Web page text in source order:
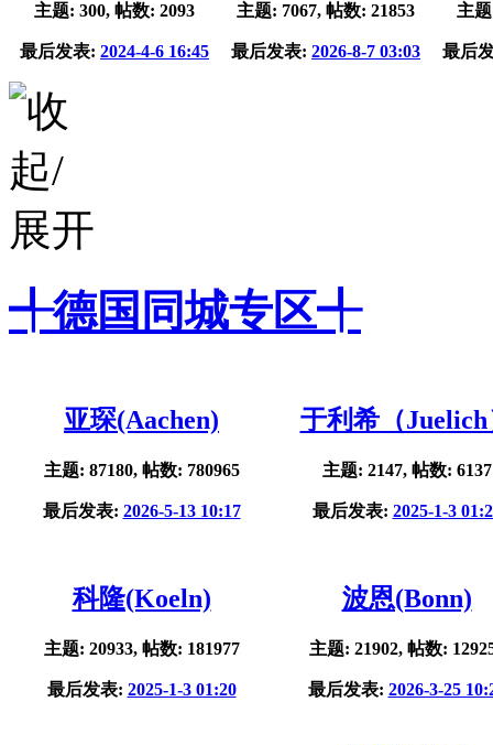
主题: 300, 帖数: 2093
最后发表: 2024-4-6 16:45
主题: 7067, 帖数: 21853
最后发表: 2026-8-7 03:03
主
最后
╃德国同城专区╃
亚琛(Aachen)
主题: 87180, 帖数: 780965
最后发表: 2026-5-13 10:17
于利希（Juelich
主题: 2147, 帖数: 6137
最后发表: 2025-1-3
科隆(Koeln)
主题: 20933, 帖数: 181977
最后发表: 2025-1-3 01:20
波恩(Bonn)
主题: 21902, 帖数:
最后发表: 2026-3-25